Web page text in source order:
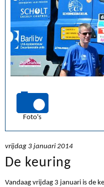
Foto's
vrijdag 3 januari 2014
De keuring
Vandaag vrijdag 3 januari is de